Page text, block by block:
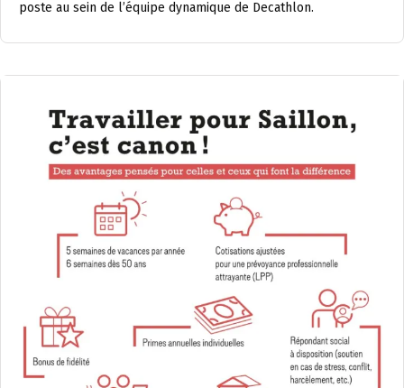
poste au sein de l’équipe dynamique de Decathlon.